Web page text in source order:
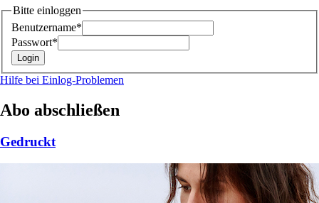
Bitte einloggen
Benutzername*
Passwort*
Hilfe bei Einlog-Problemen
Abo abschließen
Gedruckt